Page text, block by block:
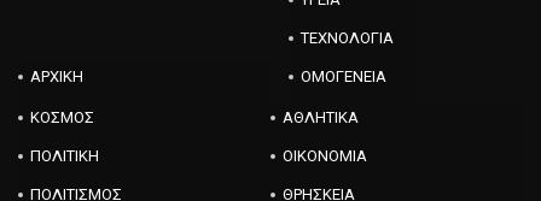
ΑΡΧΙΚΗ
ΤΕΧΝΟΛΟΓΙΑ
ΟΜΟΓΕΝΕΙΑ
ΚΟΣΜΟΣ ΑΘΛΗΤΙΚΑ
ΠΟΛΙΤΙΚΗ ΟΙΚΟΝΟΜΙΑ
ΠΟΛΙΤΙΣΜΟΣ ΘΡΗΣΚΕΙΑ